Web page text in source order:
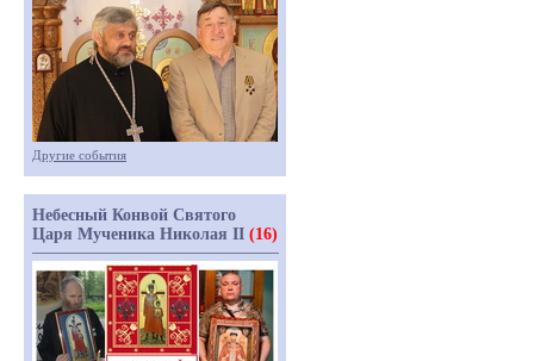
Другие события
Небесный Конвой Святого
Царя Мученика Николая II (16)